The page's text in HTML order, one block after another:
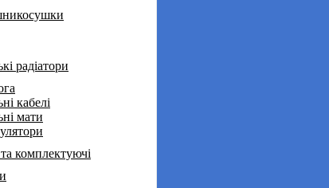
радіатори
кабелі
мати
комплектуючі